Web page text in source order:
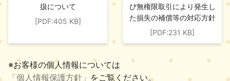
扱について
[PDF:405 KB]
び無権限取引により発生し
た損失の補償等の対応方針
[PDF:231 KB]
※お客様の個人情報については
「個人情報保護方針」 をご覧ください。